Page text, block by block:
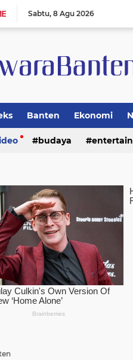
Sabtu 8 Agu 2026
Banten Ekonomi
budaya